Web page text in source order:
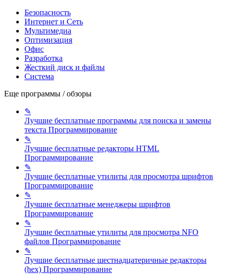
Безопасность
Интернет и Сеть
Мультимедиа
Оптимизация
Офис
Разработка
Жесткий диск и файлы
Система
Еще программы / обзоры
✎
Лучшие бесплатные программы для поиска и замены
текста Программирование
✎
Лучшие бесплатные редакторы HTML
Программирование
✎
Лучшие бесплатные утилиты для просмотра шрифтов
Программирование
✎
Лучшие бесплатные менеджеры шрифтов
Программирование
✎
Лучшие бесплатные утилиты для просмотра NFO
файлов Программирование
✎
Лучшие бесплатные шестнадцатеричные редакторы
(hex) Программирование